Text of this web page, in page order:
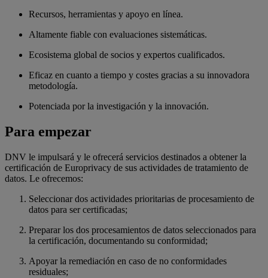
Recursos, herramientas y apoyo en línea.
Altamente fiable con evaluaciones sistemáticas.
Ecosistema global de socios y expertos cualificados.
Eficaz en cuanto a tiempo y costes gracias a su innovadora
metodología.
Potenciada por la investigación y la innovación.
Para empezar
DNV le impulsará y le ofrecerá servicios destinados a obtener la
certificación de Europrivacy de sus actividades de tratamiento de
datos. Le ofrecemos:
Seleccionar dos actividades prioritarias de procesamiento de
datos para ser certificadas;
Preparar los dos procesamientos de datos seleccionados para
la certificación, documentando su conformidad;
Apoyar la remediación en caso de no conformidades
residuales;